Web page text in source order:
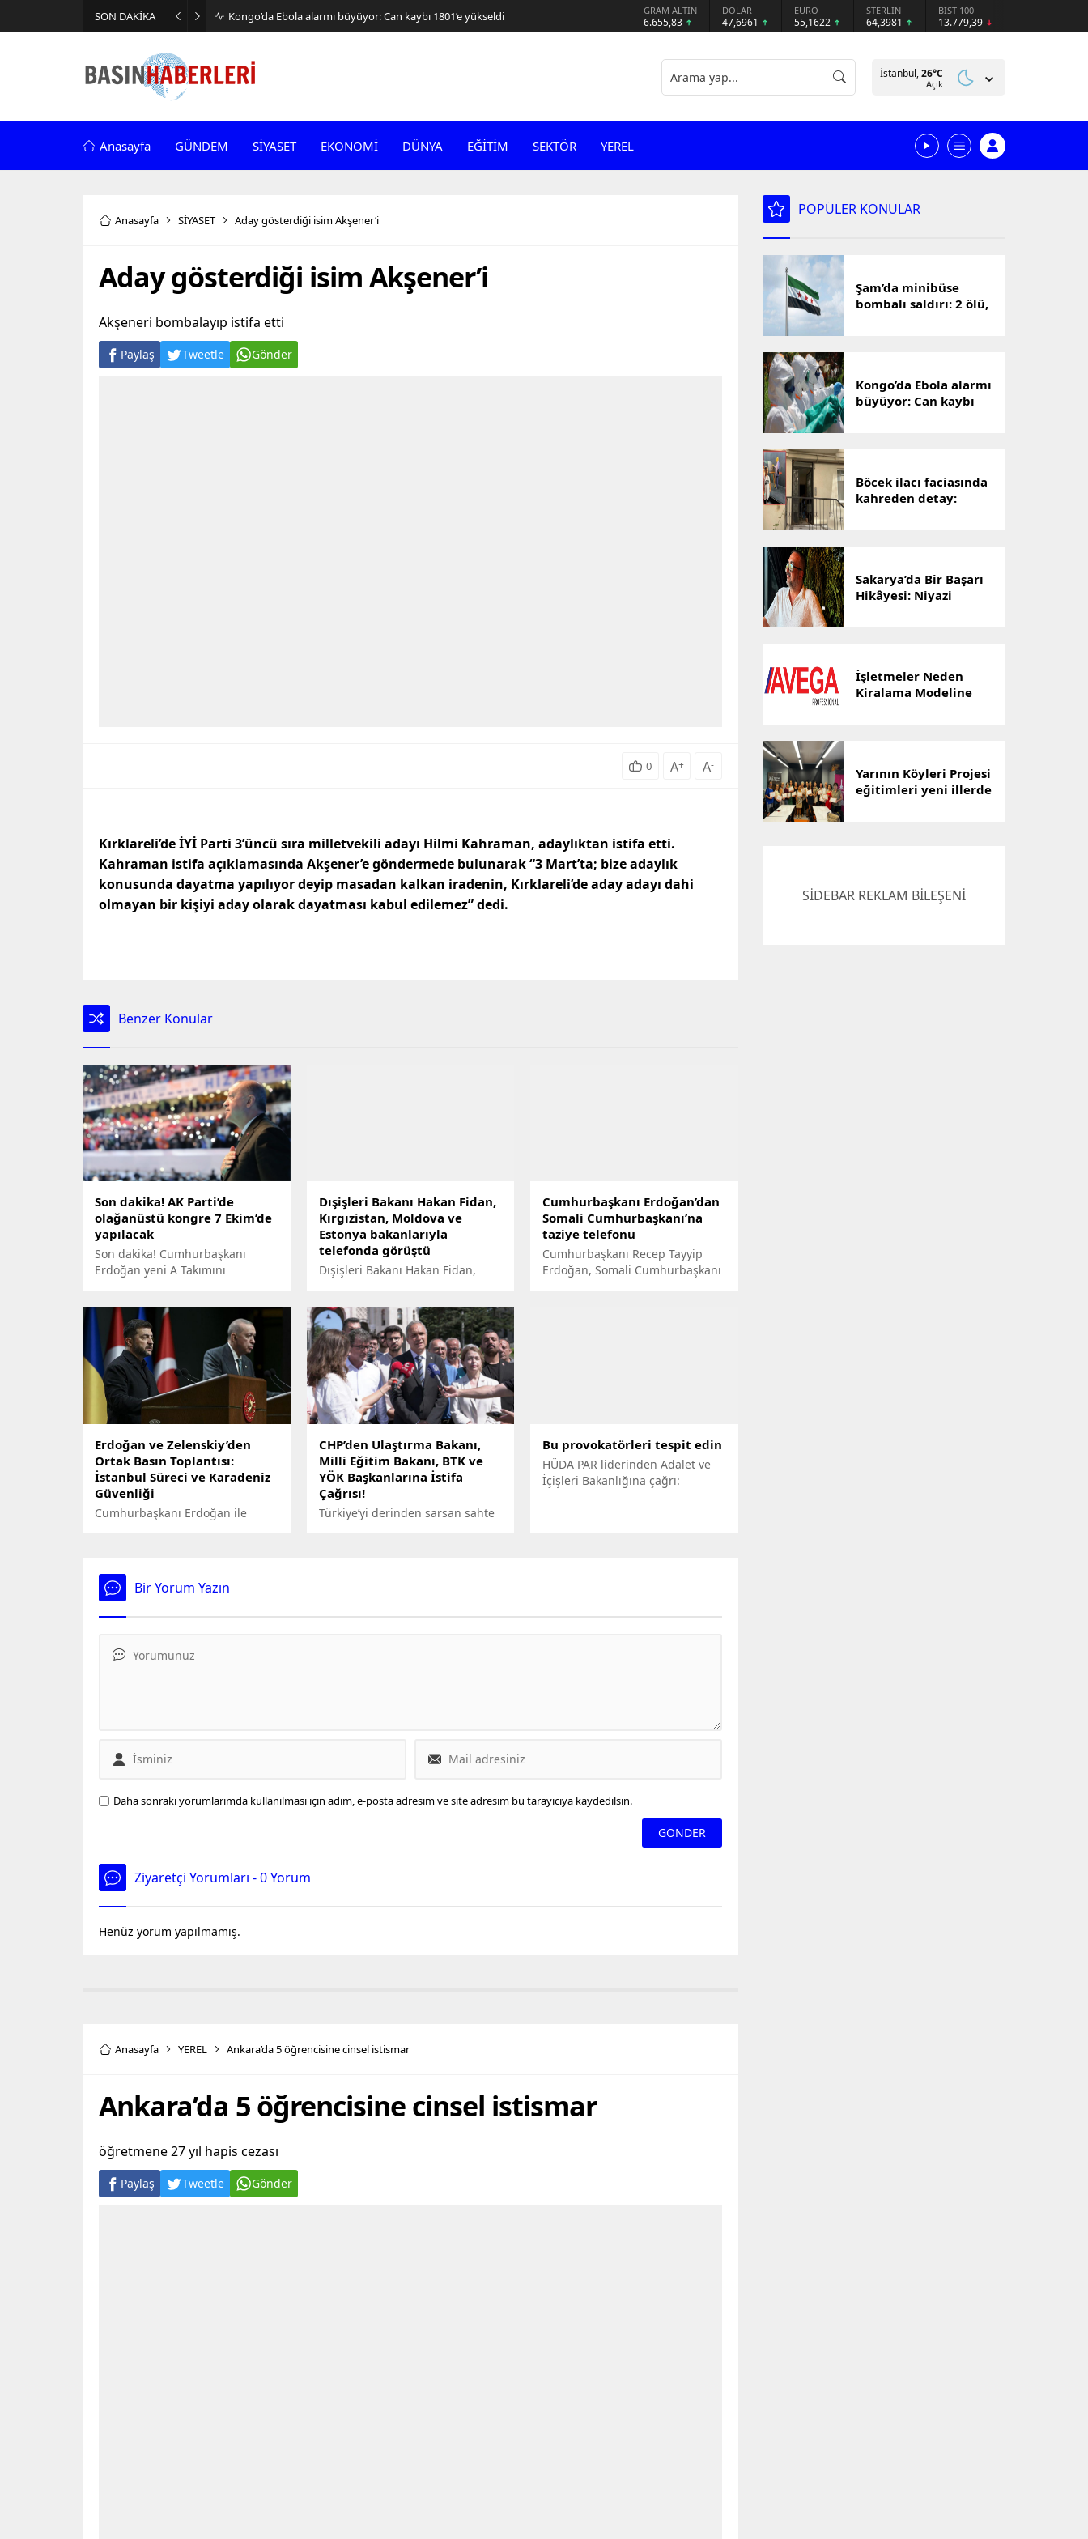
SON DAKİKA Kongo’da Ebola alarmı büyüyor: Can kaybı 1801’e yükseldi GRAM ALTIN
6.655,83
DOLAR
47,6961
EURO
55,1622
STERLİN
64,3981
BIST 100
13.779,39
İstanbul,26°C
Açık
Anasayfa GÜNDEM SİYASET EKONOMİ DÜNYA EĞİTİM SEKTÖR YEREL
Anasayfa SİYASET Aday gösterdiği isim Akşener’i
Aday gösterdiği isim Akşener’i
Akşeneri bombalayıp istifa etti
Paylaş Tweetle Gönder
0 A+ A-
Kırklareli’de İYİ Parti 3’üncü sıra milletvekili adayı Hilmi Kahraman, adaylıktan istifa etti.
Kahraman istifa açıklamasında Akşener’e göndermede bulunarak “3 Mart’ta; bize adaylık
konusunda dayatma yapılıyor deyip masadan kalkan iradenin, Kırklareli’de aday adayı dahi
olmayan bir kişiyi aday olarak dayatması kabul edilemez” dedi.
Benzer Konular
Son dakika! AK Parti’de
olağanüstü kongre 7 Ekim’de
yapılacak
Son dakika! Cumhurbaşkanı
Erdoğan yeni A Takımını
Yardımcısı Hamza Dağ katıldığı
yayında partinin olağanüstü
kongresinin 7 Ekimde
gerçekleştirileceğini açıkladı.
Yerel seçim hazırlıklarına da
değinen Dağ, kasım ayından
itibaren adayların belli olacağını
Dışişleri Bakanı Hakan Fidan,
Kırgızistan, Moldova ve
Estonya bakanlarıyla
telefonda görüştü
Dışişleri Bakanı Hakan Fidan,
görüşerek yeni görevi nedeniyle
tebrik edildi.
Cumhurbaşkanı Erdoğan’dan
Somali Cumhurbaşkanı’na
taziye telefonu
Cumhurbaşkanı Recep Tayyip
Erdoğan, Somali Cumhurbaşkanı
Erdoğan ve Zelenskiy’den
Ortak Basın Toplantısı:
İstanbul Süreci ve Karadeniz
Güvenliği
Cumhurbaşkanı Erdoğan ile
toplantısı düzenledi.
Cumhurbaşkanı Erdoğan,
yapıcı yaklaşım sergilemelerini
CHP’den Ulaştırma Bakanı,
Milli Eğitim Bakanı, BTK ve
YÖK Başkanlarına İstifa
Çağrısı!
Türkiye’yi derinden sarsan sahte
Bu provokatörleri tespit edin
HÜDA PAR liderinden Adalet ve
İçişleri Bakanlığına çağrı:
Bir Yorum Yazın
Daha sonraki yorumlarımda kullanılması için adım, e-posta adresim ve site adresim bu tarayıcıya kaydedilsin.
Ziyaretçi Yorumları - 0 Yorum
Henüz yorum yapılmamış.
Anasayfa YEREL Ankara’da 5 öğrencisine cinsel istismar
Ankara’da 5 öğrencisine cinsel istismar
öğretmene 27 yıl hapis cezası
Paylaş Tweetle Gönder
POPÜLER KONULAR
Şam’da minibüse
bombalı saldırı: 2 ölü,
Kongo’da Ebola alarmı
büyüyor: Can kaybı
Böcek ilacı faciasında
kahreden detay:
Sakarya’da Bir Başarı
Hikâyesi: Niyazi
İşletmeler Neden
Kiralama Modeline
Yarının Köyleri Projesi
eğitimleri yeni illerde
SİDEBAR REKLAM BİLEŞENİ